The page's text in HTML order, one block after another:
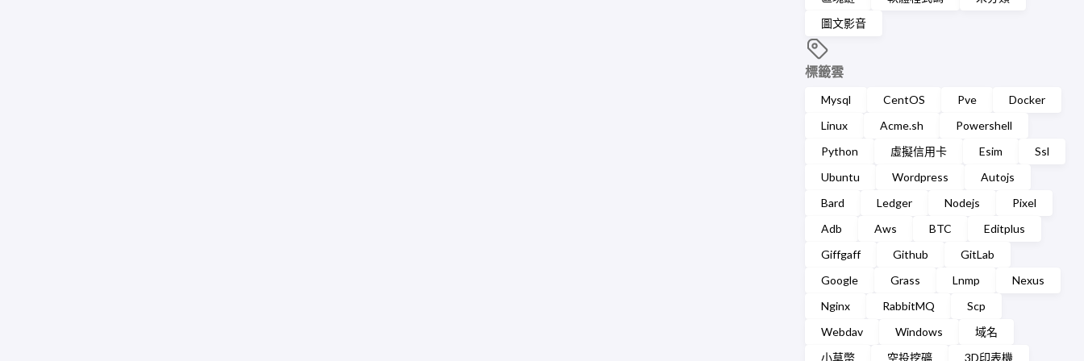
圖文影音
標籤雲
Mysql CentOS Pve
Docker
Linux
Acme.sh
Powershell
Python
虛擬信用卡 Esim
Ssl
Ubuntu
Wordpress
Autojs
Bard
Ledger Nodejs
Pixel
Adb
Aws BTC
Editplus
Giffgaff
Github
GitLab
Google
Grass Lnmp
Nexus
Nginx
RabbitMQ
Scp
Webdav
Windows
域名
小草幣
空投挖礦 3D印表機